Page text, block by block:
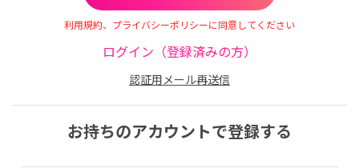
利用規約、プライバシーポリシーに同意してください
ログイン（登録済みの方）
認証用メール再送信
お持ちのアカウントで登録する